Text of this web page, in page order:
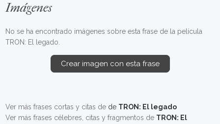
Imágenes
No se ha encontrado imágenes sobre esta frase de la película
TRON: El legado.
Crear imagen con esta frase
Ver más frases cortas y citas de de TRON: El legado
Ver más frases célebres, citas y fragmentos de TRON: El